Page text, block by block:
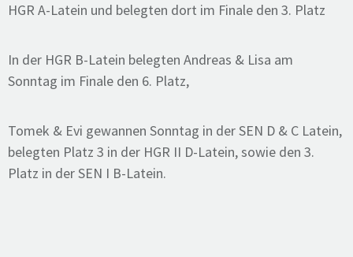
HGR A-Latein und belegten dort im Finale den 3. Platz
In der HGR B-Latein belegten Andreas & Lisa am
Sonntag im Finale den 6. Platz,
Tomek & Evi gewannen Sonntag in der SEN D & C Latein,
belegten Platz 3 in der HGR II D-Latein, sowie den 3.
Platz in der SEN I B-Latein.